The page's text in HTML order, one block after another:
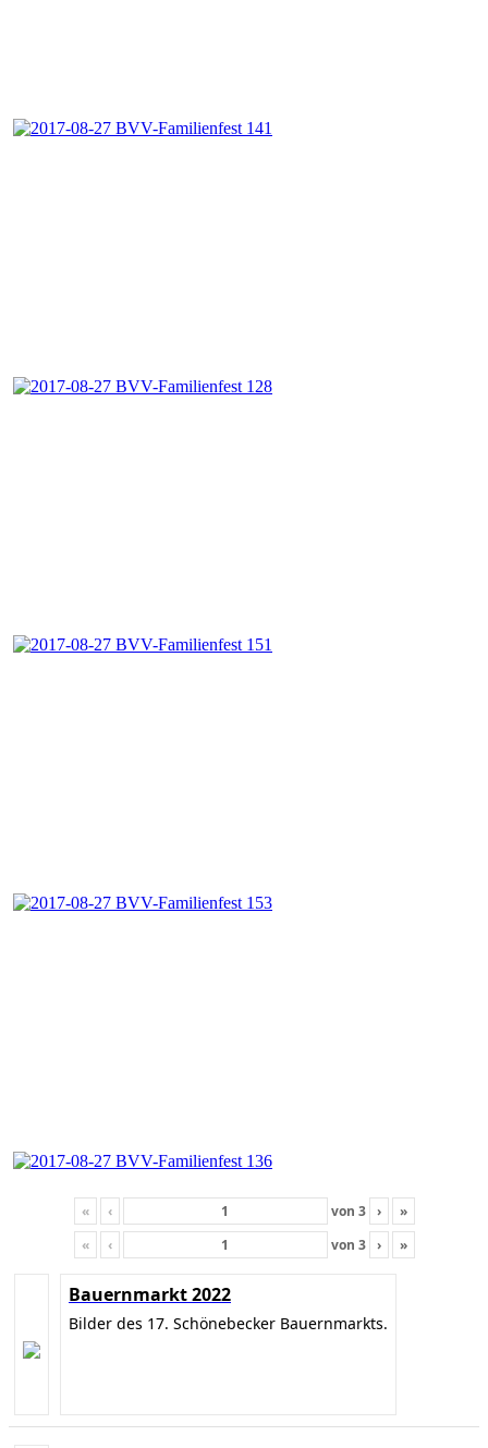
« ‹ von 3 ›
»
«
‹ von 3 › »
Bauernmarkt 2022
Bilder des 17. Schönebecker Bauernmarkts.